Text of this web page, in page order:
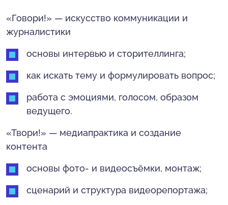
«Говори!» — искусство коммуникации и
журналистики
основы интервью и сторителлинга;
как искать тему и формулировать вопрос;
работа с эмоциями, голосом, образом
ведущего.
«Твори!» — медиапрактика и создание
контента
основы фото- и видеосъёмки, монтаж;
сценарий и структура видеорепортажа;